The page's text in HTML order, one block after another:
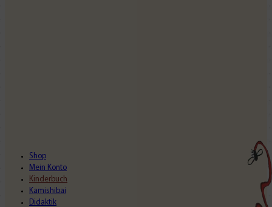
Shop
Mein Konto
Kinderbuch
Kamishibai
Didaktik